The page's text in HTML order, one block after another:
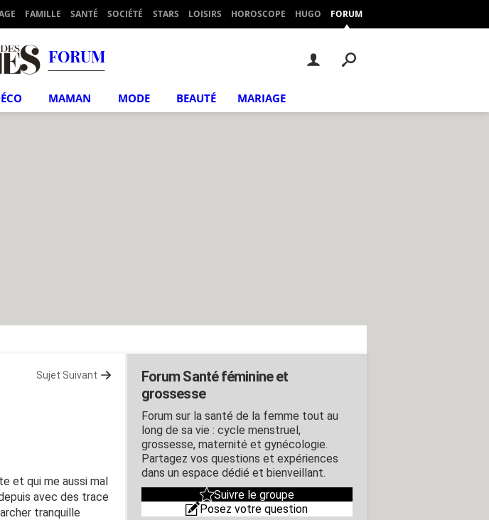
FAMILLE SANTÉ SOCIÉTÉ STARS LOISIRS HOROSCOPE HUGO FORUM
FORUM
MAMAN MODE BEAUTÉ MARIAGE
Sujet Suivant
et qui me aussi mal
avec des trace
tranquille
Forum Santé féminine et
grossesse
Forum sur la santé de la femme tout au
long de sa vie : cycle menstruel,
grossesse, maternité et gynécologie.
Partagez vos questions et expériences
dans un espace dédié et bienveillant.
Suivre le groupe
Posez votre question